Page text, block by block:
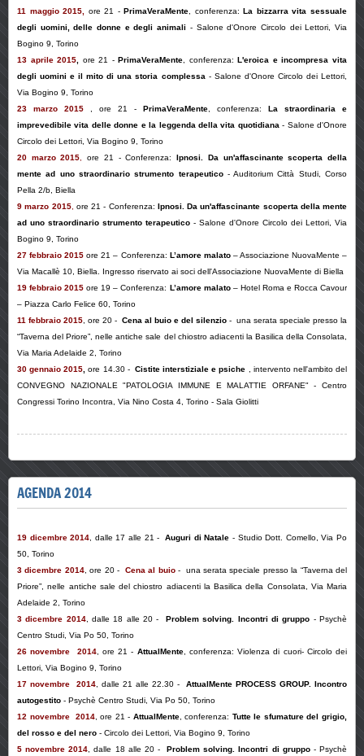
11 maggio 2015
ore 21 -PrimaVeraMente , conferenza:La bizzarra vita sessuale
degli uomini, delle donne e degli animali - Salone d'Onore Circolo dei Lettori, Via
Bogino 9, Torino
13 aprile 2015
ore 21 -PrimaVeraMente , conferenza:L'eroica e incompresa vita
degli uomini e il mito di una storia complessa - Salone d'Onore Circolo dei Lettori,
Via Bogino 9, Torino
23 marzo 2015
ore 21 - PrimaVeraMente , conferenza: La straordinaria e
imprevedibile vita delle donne e la leggenda della vita quotidiana- Salone d'Onore
Circolo dei Lettori, Via Bogino 9, Torino
20 marzo 2015 ,ore 21 -Conferenza:Ipnosi. Da un'affascinante scoperta della
mente ad uno straordinario strumento terapeutico- Auditorium Città Studi, Corso
Pella 2/b, Biella
9 marzo 2015, ore 21 - Conferenza: Ipnosi. Da un'affascinante scoperta della mente
ad uno straordinario strumento terapeutico - Salone d'Onore Circolo dei Lettori, Via
Bogino 9, Torino
27 febbraio 2015 ore 21 – Conferenza: L’amore malato– Associazione NuovaMente –
Via Macallè 10, Biella. Ingresso riservato ai soci dell'Associazione NuovaMente di Biella
19 febbraio 2015 ore 19 –Conferenza: L’amore malato– Hotel Roma e Rocca Cavour
– Piazza Carlo Felice 60, Torino
11 febbraio 2015 , ore 20 - Cena al buio e del silenzio - una serata speciale presso la
“Taverna del Priore”, nelle antiche sale del chiostro adiacenti la Basilica della Consolata,
Via Maria Adelaide 2, Torino
30gennaio 2015 ,ore 14.30 -Cistite interstiziale e psiche
, intervento nell'ambito del
CONVEGNO NAZIONALE "PATOLOGIA IMMUNE E MALATTIE ORFANE" - Centro
Congressi Torino Incontra, Via Nino Costa 4, Torino - Sala Giolitti
AGENDA 2014
19 dicembre 2014 , dalle 17 alle 21 -Auguri di Natale- Studio Dott. Comello, Via Po
50, Torino
3 dicembre 2014, ore 20 - Cena al buio - una serata speciale presso la “Taverna del
Priore”, nelle antiche sale del chiostro adiacenti la Basilica della Consolata, Via Maria
Adelaide 2, Torino
3 dicembre 2014, dalle 18 alle 20 -Problem solving. Incontri di gruppo - Psychè
Centro Studi, Via Po 50, Torino
26 novembre 2014, ore 21 - AttualMente, conferenza:Violenza di cuori- Circolo dei
Lettori, Via Bogino 9, Torino
17 novembre 2014 , dalle 21 alle 22.30 - AttualMente PROCESS GROUP. Incontro
autogestito - Psychè Centro Studi, Via Po 50, Torino
12 novembre 2014, ore 21 - AttualMente, conferenza: Tutte le sfumature del grigio,
del rosso e del nero - Circolo dei Lettori, Via Bogino 9, Torino
5 novembre 2014 , dalle 18 alle 20 -Problem solving. Incontri di gruppo - Psychè